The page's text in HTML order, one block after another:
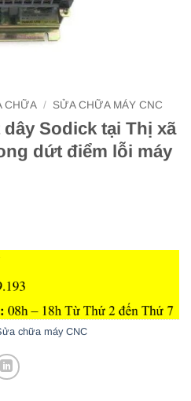
CHỮA / SỬA CHỮA MÁY CNC
Sodick tại Thị xã
dứt điểm lỗi máy
chữa máy CNC